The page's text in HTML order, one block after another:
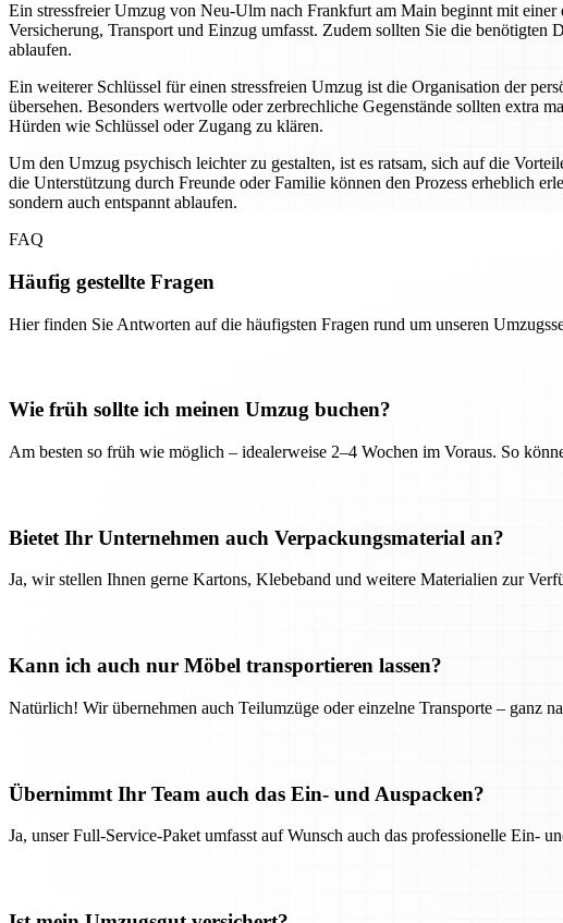
Ein stressfreier Umzug von Neu-Ulm nach Frankfurt am Main beginnt mit
Versicherung, Transport und Einzug umfasst. Zudem sollten Sie die
ablaufen.
Ein weiterer Schlüssel für einen stressfreien Umzug ist die Organisation der
übersehen. Besonders wertvolle oder zerbrechliche Gegenstände sollten extra
Hürden wie Schlüssel oder Zugang zu klären.
Um den Umzug psychisch leichter zu gestalten, ist es ratsam, sich auf die
die Unterstützung durch Freunde oder Familie können den Prozess erheblich
sondern auch entspannt ablaufen.
FAQ
Häufig gestellte Fragen
Hier finden Sie Antworten auf die häufigsten Fragen rund um unseren
Wie früh sollte ich meinen Umzug buchen?
Am besten so früh wie möglich – idealerweise 2–4 Wochen im Voraus. So
Bietet Ihr Unternehmen auch Verpackungsmaterial an?
Ja, wir stellen Ihnen gerne Kartons, Klebeband und weitere Materialien zur
Kann ich auch nur Möbel transportieren lassen?
Natürlich! Wir übernehmen auch Teilumzüge oder einzelne Transporte – ganz
Übernimmt Ihr Team auch das Ein- und Auspacken?
Ja, unser Full-Service-Paket umfasst auf Wunsch auch das professionelle Ein-